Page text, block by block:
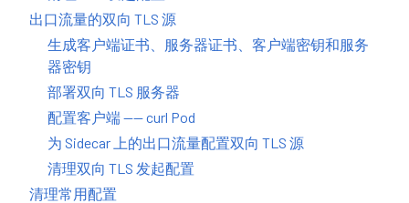
出口流量的双向 TLS 源
生成客户端证书、服务器证书、客户端密钥和服务
器密钥
部署双向 TLS 服务器
配置客户端 —— curl Pod
为 Sidecar 上的出口流量配置双向 TLS 源
清理双向 TLS 发起配置
清理常用配置